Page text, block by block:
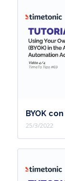
BYOK
25/3/2022